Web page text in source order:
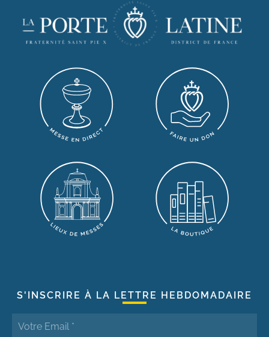
S'INSCRIRE À LA LETTRE HEBDOMADAIRE